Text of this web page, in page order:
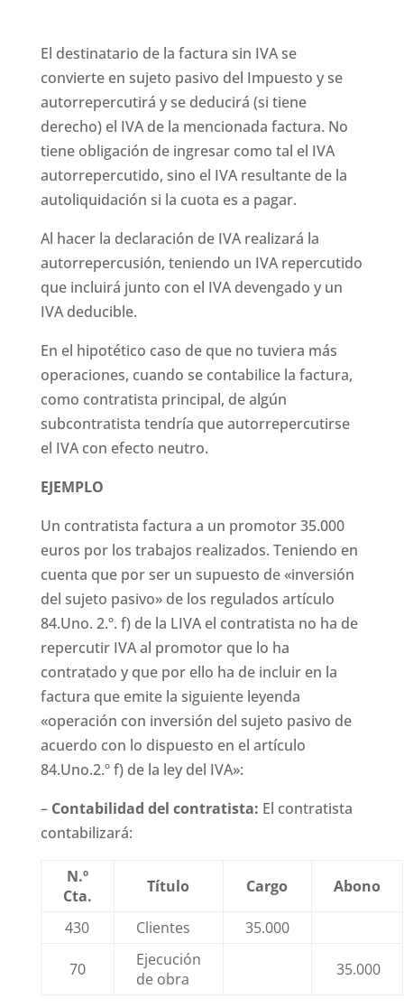
El destinatario de la factura sin IVA se
convierte en sujeto pasivo del Impuesto y se
autorrepercutirá y se deducirá (si tiene
derecho) el IVA de la mencionada factura. No
tiene obligación de ingresar como tal el IVA
autorrepercutido, sino el IVA resultante de la
autoliquidación si la cuota es a pagar.
Al hacer la declaración de IVA realizará la
autorrepercusión, teniendo un IVA repercutido
que incluirá junto con el IVA devengado y un
IVA deducible.
En el hipotético caso de que no tuviera más
operaciones, cuando se contabilice la factura,
como contratista principal, de algún
subcontratista tendría que autorrepercutirse
el IVA con efecto neutro.
EJEMPLO
Un contratista factura a un promotor 35.000
euros por los trabajos realizados. Teniendo en
cuenta que por ser un supuesto de «inversión
del sujeto pasivo» de los regulados artículo
84.Uno. 2.º. f) de la LIVA el contratista no ha de
repercutir IVA al promotor que lo ha
contratado y que por ello ha de incluir en la
factura que emite la siguiente leyenda
«operación con inversión del sujeto pasivo de
acuerdo con lo dispuesto en el artículo
84.Uno.2.º f) de la ley del IVA»:
– Contabilidad del contratista: El contratista
contabilizará:
N.º
Cta.
Título Cargo Abono
430 Clientes 35.000
70
Ejecución
de obra
35.000